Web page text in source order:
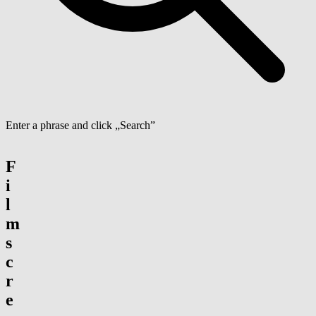
Enter a phrase and click „Search”
F
i
l
m
s
c
r
e